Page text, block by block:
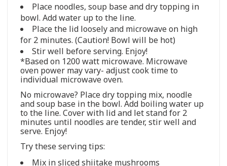
Place noodles, soup base and dry topping in
bowl. Add water up to the line.
Place the lid loosely and microwave on high
for 2 minutes. (Caution! Bowl will be hot)
Stir well before serving. Enjoy!
*Based on 1200 watt microwave. Microwave
oven power may vary- adjust cook time to
individual microwave oven.
No microwave? Place dry topping mix, noodle
and soup base in the bowl. Add boiling water up
to the line. Cover with lid and let stand for 2
minutes until noodles are tender, stir well and
serve. Enjoy!
Try these serving tips:
Mix in sliced shiitake mushrooms